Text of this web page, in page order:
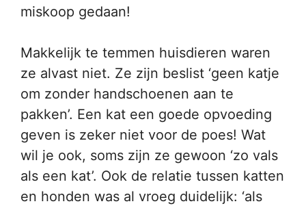
miskoop gedaan!
Makkelijk te temmen huisdieren waren
ze alvast niet. Ze zijn beslist ‘geen katje
om zonder handschoenen aan te
pakken’. Een kat een goede opvoeding
geven is zeker niet voor de poes! Wat
wil je ook, soms zijn ze gewoon ‘zo vals
als een kat’. Ook de relatie tussen katten
en honden was al vroeg duidelijk: ‘als